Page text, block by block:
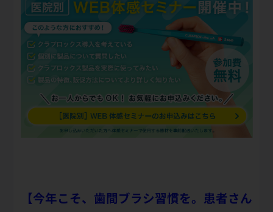
【今年こそ、歯間ブラシ習慣を。患者さん